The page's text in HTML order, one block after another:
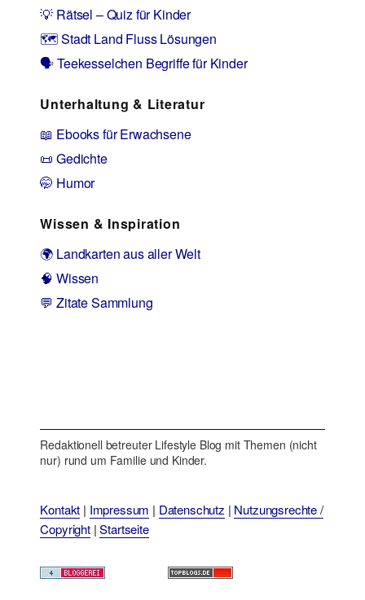
💡 Rätsel – Quiz für Kinder
🗺️ Stadt Land Fluss Lösungen
🗣️ Teekesselchen Begriffe für Kinder
Unterhaltung & Literatur
📖 Ebooks für Erwachsene
📜 Gedichte
🤭 Humor
Wissen & Inspiration
🌍 Landkarten aus aller Welt
🧠 Wissen
💬 Zitate Sammlung
Redaktionell betreuter Lifestyle Blog mit Themen (nicht
nur) rund um Familie und Kinder.
Kontakt | Impressum | Datenschutz | Nutzungsrechte /
Copyright|Startseite